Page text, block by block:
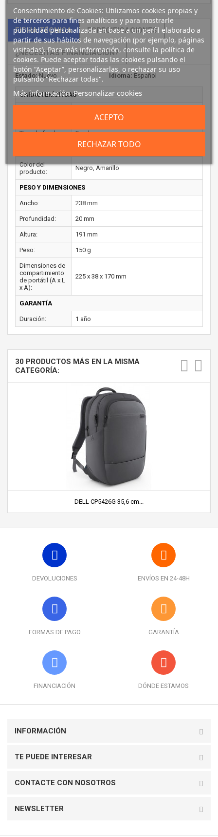
FICHA TÉCNICA ESPECIFICACIONES
¿NECESITAS FINANCIACIÓN?
Estado:Nuevo Idioma: Español
CARACTERÍSTICAS
22,6 cm (8.9")
Tipo de funda: Funda
Neopreno
Color del
producto:
Negro, Amarillo
PESO Y DIMENSIONES
Ancho: 238 mm
Profundidad: 20 mm
Altura: 191 mm
Peso: 150 g
Dimensiones de
compartimiento
de portátil (A x L
x A):
225 x 38 x 170 mm
GARANTÍA
Duración: 1 año
30 PRODUCTOS MÁS EN LA MISMA
CATEGORÍA:
DELL CP5426G 35,6 cm...
DEVOLUCIONES ENVÍOS EN 24-48H
FORMAS DE PAGO GARANTÍA
FINANCIACIÓN DÓNDE ESTAMOS
INFORMACIÓN
TE PUEDE INTERESAR
CONTACTE CON NOSOTROS
NEWSLETTER
Consentimiento de Cookies: Utilizamos cookies propias y
de terceros para fines analíticos y para mostrarle
publicidad personalizada en base a un perfil elaborado a
partir de sus hábitos de navegación (por ejemplo, páginas
visitadas). Para más información, consulte la política de
cookies. Puede aceptar todas las cookies pulsando el
botón “Aceptar”, personalizarlas, o rechazar su uso
pulsando "Rechazar todas".
Más información Personalizar cookies
RECHAZAR TODO
ACEPTO